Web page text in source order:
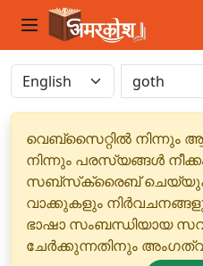
വെബ്‌സൈറ്റിൽ നിന്നും
നിന്നും പരസ്യങ്ങൾ
സബ്‌സ്‌ക്രൈബ്
വാക്കുകളും
ഭാഷാ സംബന്ധിയായ
ചേർക്കുന്നതിനും